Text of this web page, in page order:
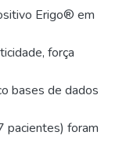
Erigo® em
força
bases de dados
pacientes) foram